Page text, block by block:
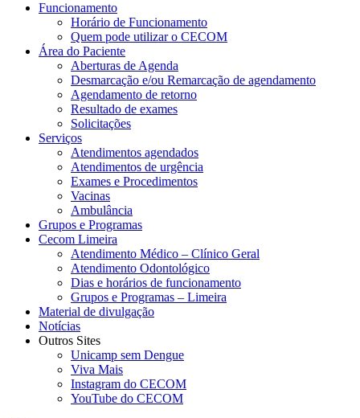
Funcionamento
Horário de Funcionamento
Quem pode utilizar o CECOM
Área do Paciente
Aberturas de Agenda
Desmarcação e/ou Remarcação de agendamento
Agendamento de retorno
Resultado de exames
Solicitações
Serviços
Atendimentos agendados
Atendimentos de urgência
Exames e Procedimentos
Vacinas
Ambulância
Grupos e Programas
Cecom Limeira
Atendimento Médico – Clínico Geral
Atendimento Odontológico
Dias e horários de funcionamento
Grupos e Programas – Limeira
Material de divulgação
Notícias
Outros Sites
Unicamp sem Dengue
Viva Mais
Instagram do CECOM
YouTube do CECOM